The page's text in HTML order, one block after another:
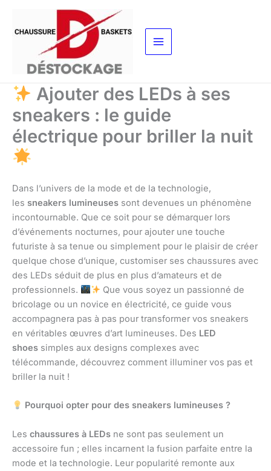
contenu
Ajouter des LEDs à ses
sneakers : le guide
électrique pour briller la nuit
Dans l’univers de la mode et de la technologie,
les sneakers lumineuses sont devenues un phénomène
incontournable. Que ce soit pour se démarquer lors
d’événements nocturnes, pour ajouter une touche
futuriste à sa tenue ou simplement pour le plaisir de créer
quelque chose d’unique, customiser ses chaussures avec
des LEDs séduit de plus en plus d’amateurs et de
professionnels.
Que vous soyez un passionné de
bricolage ou un novice en électricité, ce guide vous
accompagnera pas à pas pour transformer vos sneakers
en véritables œuvres d’art lumineuses. Des LED
shoes simples aux designs complexes avec
télécommande, découvrez comment illuminer vos pas et
briller la nuit !
Pourquoi opter pour des sneakers lumineuses ?
Les chaussures à LEDs ne sont pas seulement un
accessoire fun ; elles incarnent la fusion parfaite entre la
mode et la technologie. Leur popularité remonte aux